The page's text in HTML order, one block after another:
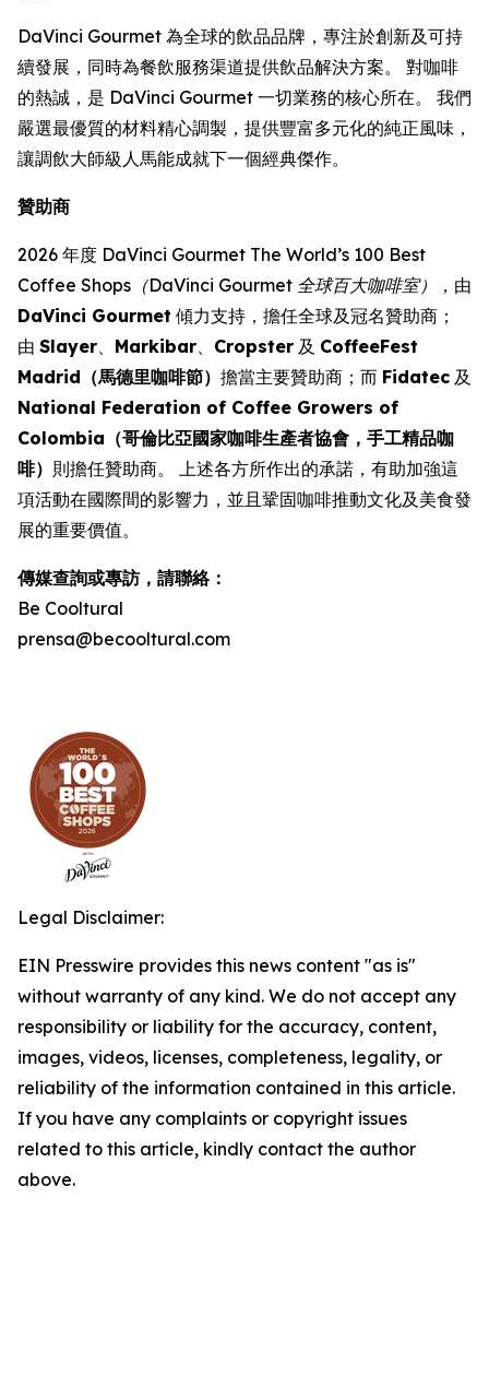
DaVinci Gourmet 為全球的飲品品牌，專注於創新及可持
續發展，同時為餐飲服務渠道提供飲品解決方案。 對咖啡
的熱誠，是 DaVinci Gourmet 一切業務的核心所在。 我們
嚴選最優質的材料精心調製，提供豐富多元化的純正風味，
讓調飲大師級人馬能成就下一個經典傑作。
贊助商
2026 年度 DaVinci Gourmet The World’s 100 Best
Coffee Shops（DaVinci Gourmet 全球百大咖啡室）
，由
DaVinci Gourmet 傾力支持，擔任全球及冠名贊助商；
由 Slayer、 Markibar、 Cropster 及 CoffeeFest
Madrid（馬德里咖啡節） 擔當主要贊助商；而 Fidatec 及
National Federation of Coffee Growers of
Colombia（哥倫比亞國家咖啡生產者協會，手工精品咖
啡） 則擔任贊助商。 上述各方所作出的承諾，有助加強這
項活動在國際間的影響力，並且鞏固咖啡推動文化及美食發
展的重要價值。
傳媒查詢或專訪，請聯絡：
Be Cooltural
prensa@becooltural.com
Legal Disclaimer:
EIN Presswire provides this news content "as is"
without warranty of any kind. We do not accept any
responsibility or liability for the accuracy, content,
images, videos, licenses, completeness, legality, or
reliability of the information contained in this article.
If you have any complaints or copyright issues
related to this article, kindly contact the author
above.